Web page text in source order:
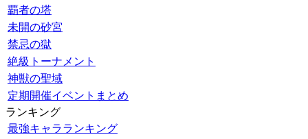
覇者の塔
未開の砂宮
禁忌の獄
絶級トーナメント
神獣の聖域
定期開催イベントまとめ
ランキング
最強キャラランキング